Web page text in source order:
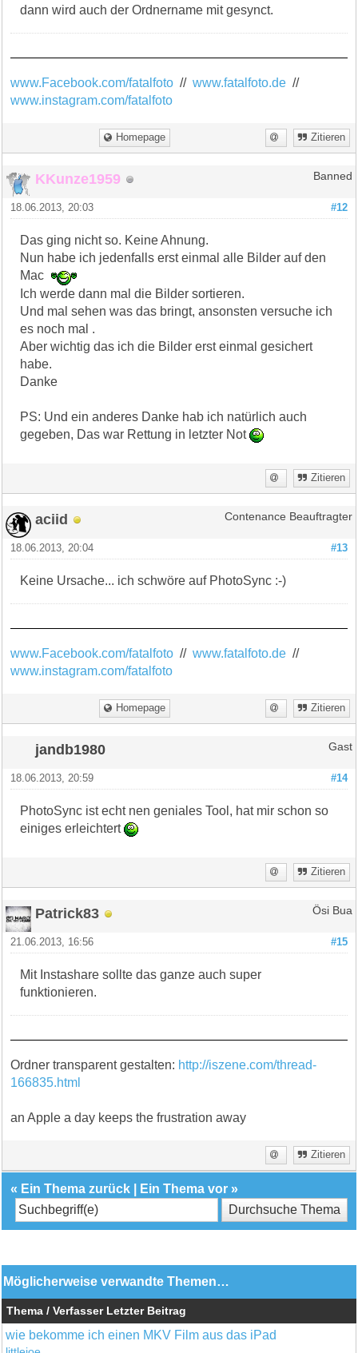
dann wird auch der Ordnername mit gesynct.
www.Facebook.com/fatalfoto //www.fatalfoto.de //
www.instagram.com/fatalfoto
Homepage Zitieren
KKunze1959 Banned
#12
18.06.2013, 20:03
Das ging nicht so. Keine Ahnung.
Nun habe ich jedenfalls erst einmal alle Bilder auf den
Mac
Ich werde dann mal die Bilder sortieren.
Und mal sehen was das bringt, ansonsten versuche ich
es noch mal .
Aber wichtig das ich die Bilder erst einmal gesichert
habe.
Danke
PS: Und ein anderes Danke hab ich natürlich auch
gegeben, Das war Rettung in letzter Not
Zitieren
aciid Contenance Beauftragter
#13
18.06.2013, 20:04
Keine Ursache... ich schwöre auf PhotoSync :-)
www.Facebook.com/fatalfoto //www.fatalfoto.de //
www.instagram.com/fatalfoto
Homepage Zitieren
jandb1980 Gast
#14
18.06.2013, 20:59
PhotoSync ist echt nen geniales Tool, hat mir schon so
einiges erleichtert
Zitieren
Patrick83 Ösi Bua
#15
21.06.2013, 16:56
Mit Instashare sollte das ganze auch super
funktionieren.
Ordner transparent gestalten: http://iszene.com/thread-
166835.html
an Apple a day keeps the frustration away
Zitieren
« Ein Thema zurück Ein Thema vor »
Möglicherweise verwandte Themen…
Thema / Verfasser Letzter Beitrag
wie bekomme ich einen MKV Film aus das iPad